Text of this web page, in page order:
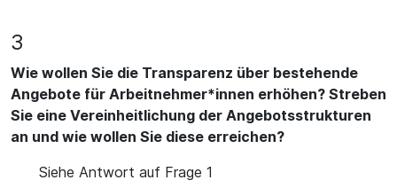
3
Wie wollen Sie die Transparenz über bestehende
Angebote für Arbeitnehmer*innen erhöhen? Streben
Sie eine Vereinheitlichung der Angebotsstrukturen
an und wie wollen Sie diese erreichen?
Siehe Antwort auf Frage 1